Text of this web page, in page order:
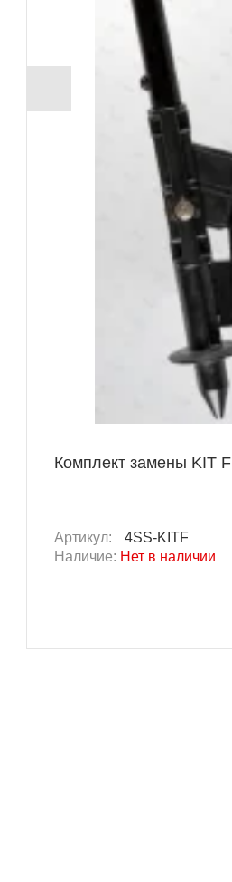
Комплект замены KIT F
Артикул:
4SS-KITF
Наличие: Нет в наличии